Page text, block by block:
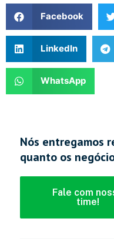
Facebook
LinkedIn
WhatsApp
Nós entregamos
quanto os
Fale com
time!